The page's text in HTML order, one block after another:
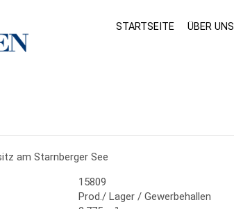
STARTSEITE ÜBER UNS
am Starnberger See
15809
Prod./ Lager / Gewerbehallen